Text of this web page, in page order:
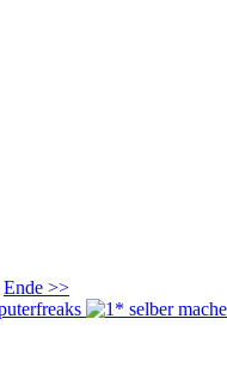
Ende >>